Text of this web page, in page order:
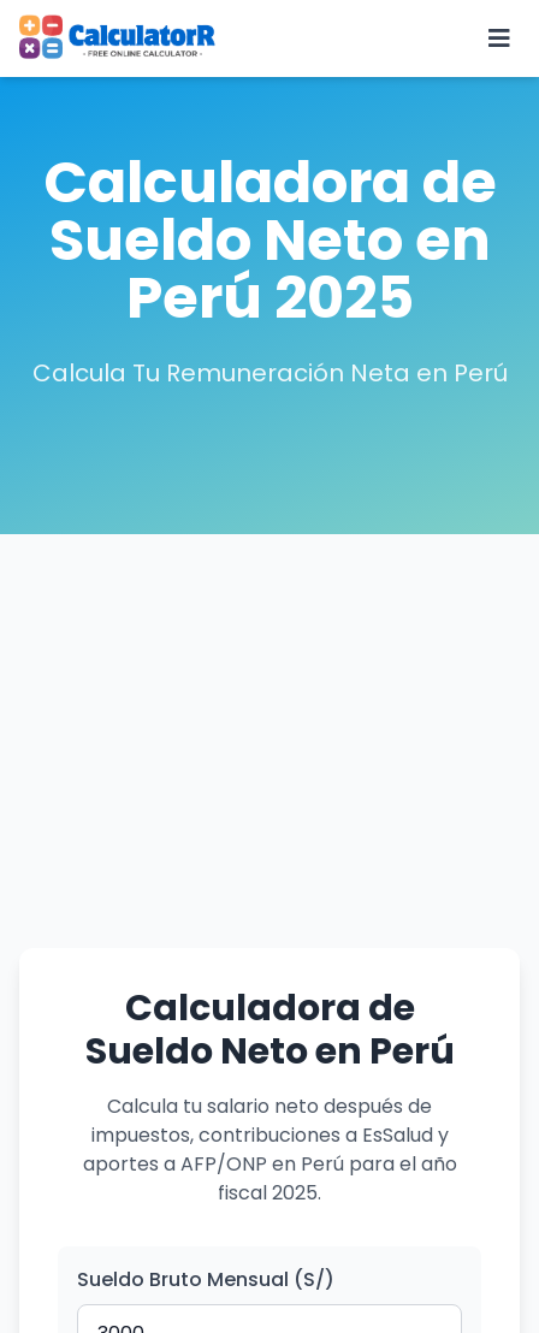
Calculadora de
Sueldo Neto en
Perú 2025
Calcula Tu Remuneración Neta en Perú
Calculadora de
Sueldo Neto en Perú
Calcula tu salario neto después de
impuestos, contribuciones a EsSalud y
aportes a AFP/ONP en Perú para el año
fiscal 2025.
Sueldo Bruto Mensual (S/)